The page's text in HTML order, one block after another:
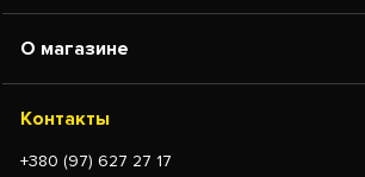
О магазине
Контакты
+380 (97) 627 27 17